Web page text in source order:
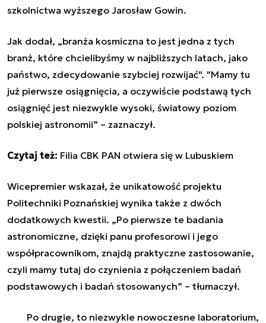
szkolnictwa wyższego Jarosław Gowin.
Jak dodał, „branża kosmiczna to jest jedna z tych
branż, które chcielibyśmy w najbliższych latach, jako
państwo, zdecydowanie szybciej rozwijać". "Mamy tu
już pierwsze osiągnięcia, a oczywiście podstawą tych
osiągnięć jest niezwykle wysoki, światowy poziom
polskiej astronomii” – zaznaczył.
Czytaj też: Filia CBK PAN otwiera się w Lubuskiem
Wicepremier wskazał, że unikatowość projektu
Politechniki Poznańskiej wynika także z dwóch
dodatkowych kwestii. „Po pierwsze te badania
astronomiczne, dzięki panu profesorowi i jego
współpracownikom, znajdą praktyczne zastosowanie,
czyli mamy tutaj do czynienia z połączeniem badań
podstawowych i badań stosowanych” – tłumaczył.
Po drugie, to niezwykle nowoczesne laboratorium,